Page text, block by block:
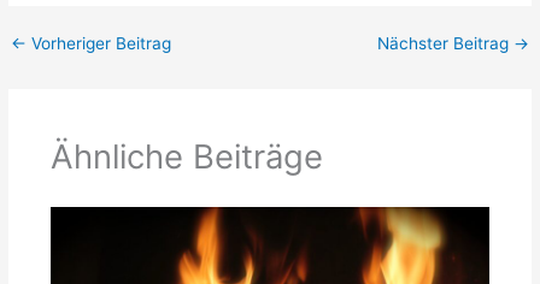
← Vorheriger Beitrag Nächster Beitrag →
Ähnliche Beiträge